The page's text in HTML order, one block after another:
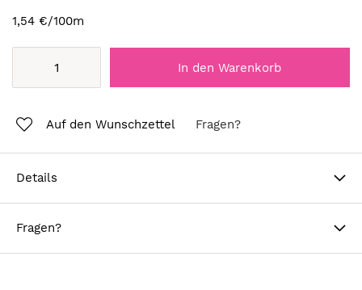
1,54 €/100m
In den Warenkorb
Auf den Wunschzettel Fragen?
Details
Fragen?